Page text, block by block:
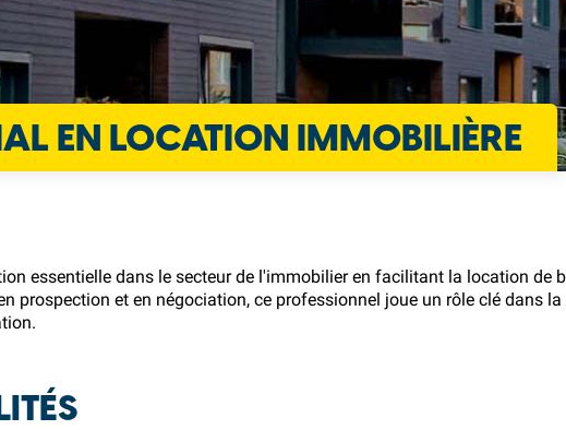
EN LOCATION IMMOBILIÈRE
essentielle dans le secteur de l'immobilier en facilitant la location de
prospection et en négociation, ce professionnel joue un rôle clé dans